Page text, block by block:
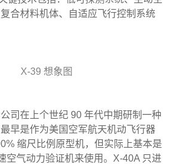
合材料机体、自适应飞行控制系统
X-39 想象图
在上个世纪 90 年代中期研制一种
早是作为美国空军航天机动飞行器
缩尺比例原型机，但实际上基本是
空气动力验证机来使用。X-40A 只进